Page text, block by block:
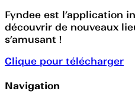
Fyndee est l’application
découvrir de nouveaux
s’amusant !
Clique pour télécharger
Navigation